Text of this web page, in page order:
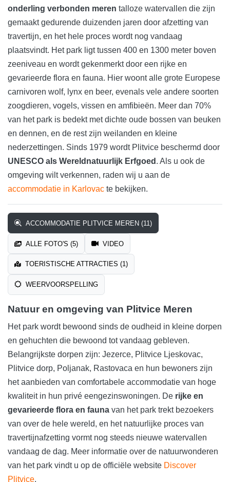
onderling verbonden meren talloze watervallen die zijn
gemaakt gedurende duizenden jaren door afzetting van
travertijn, en het hele proces wordt nog vandaag
plaatsvindt. Het park ligt tussen 400 en 1300 meter boven
zeeniveau en wordt gekenmerkt door een rijke en
gevarieerde flora en fauna. Hier woont alle grote Europese
carnivoren wolf, lynx en beer, evenals vele andere soorten
zoogdieren, vogels, vissen en amfibieën. Meer dan 70%
van het park is bedekt met dichte oude bossen van beuken
en dennen, en de rest zijn weilanden en kleine
nederzettingen. Sinds 1979 wordt Plitvice beschermd door
UNESCO als Wereldnatuurlijk Erfgoed . Als u ook de
omgeving wilt verkennen, raden wij u aan de
accommodatie in Karlovac te bekijken.
ACCOMMODATIE PLITVICE MEREN (11)
ALLE FOTO'S (5) VIDEO
TOERISTISCHE ATTRACTIES (1)
WEERVOORSPELLING
Natuur en omgeving van Plitvice Meren
Het park wordt bewoond sinds de oudheid in kleine dorpen
en gehuchten die bewoond tot vandaag gebleven.
Belangrijkste dorpen zijn: Jezerce, Plitvice Ljeskovac,
Plitvice dorp, Poljanak, Rastovaca en hun bewoners zijn
het aanbieden van comfortabele accommodatie van hoge
kwaliteit in hun privé eengezinswoningen. De rijke en
gevarieerde flora en fauna van het park trekt bezoekers
van over de hele wereld, en het natuurlijke proces van
travertijnafzetting vormt nog steeds nieuwe watervallen
vandaag de dag. Meer informatie over de natuurwonderen
van het park vindt u op de officiële website Discover
Plitvice.